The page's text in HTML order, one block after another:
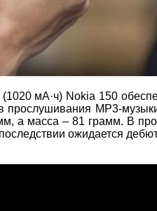
мА·ч) Nokia 150
прослушивания MP3-
а масса – 81 грамм. В
ожидается